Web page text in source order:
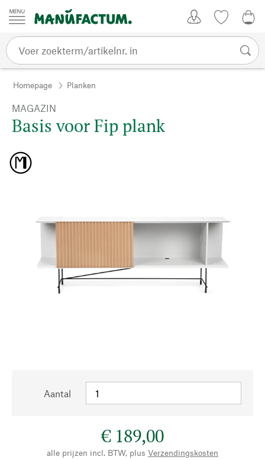
Passer au contenu
Homepage Planken
MAGAZIN
Basis voor Fip plank
Aantal
€ 189,00
alle prijzen incl. BTW, plus Verzendingskosten